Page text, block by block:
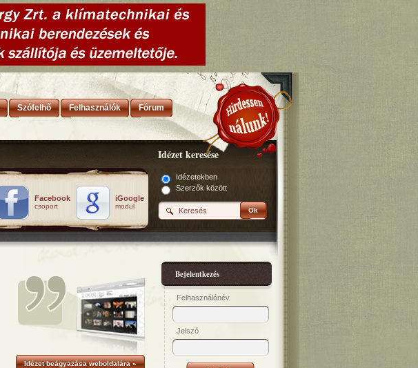
Szófelhő Felhasználók Fórum
Facebook
csoport
iGoogle
modul
Idézet keresése
Idézetekben
Szerzők között
Ok
Idézet beágyazása weboldalára »
Bejelentkezés
Felhasználónév
Jelszó